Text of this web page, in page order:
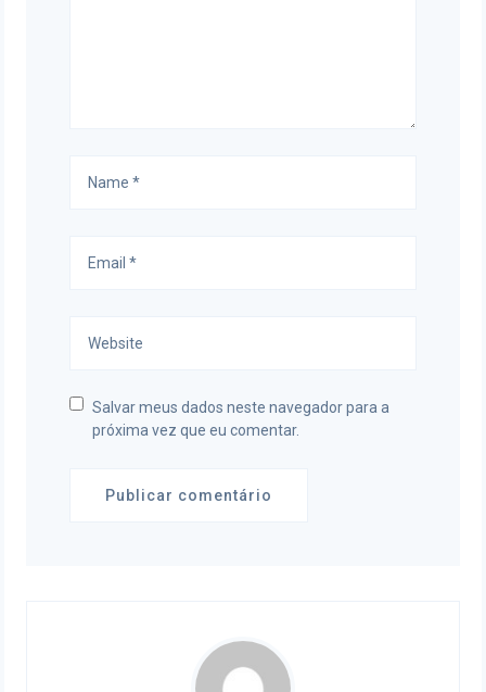
Salvar meus dados neste navegador para a
próxima vez que eu comentar.